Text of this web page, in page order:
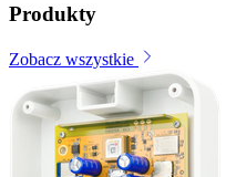
Produkty
Zobacz wszystkie